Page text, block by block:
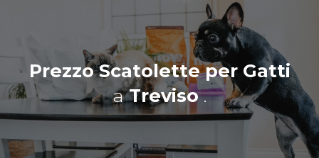
Prezzo Scatolette per Gatti
aTreviso.